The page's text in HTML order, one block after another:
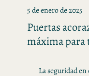
5 de enero de 2025
Puertas
máxima para
La seguridad